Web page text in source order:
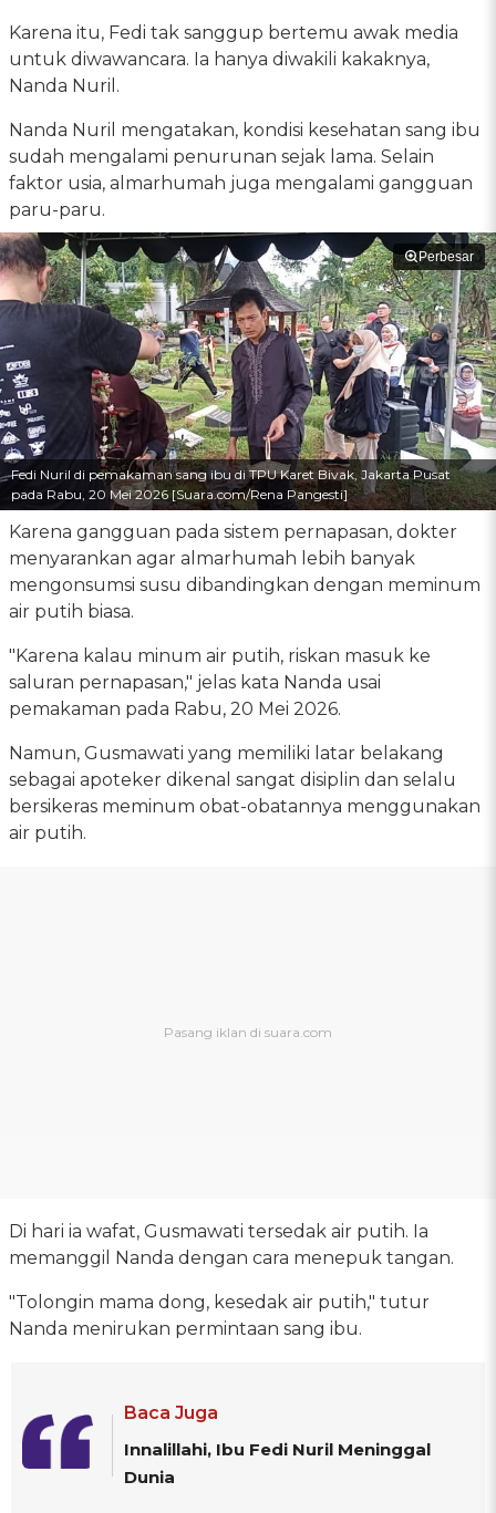
Karena itu, Fedi tak sanggup bertemu awak media
untuk diwawancara. Ia hanya diwakili kakaknya,
Nanda Nuril.
Nanda Nuril mengatakan, kondisi kesehatan sang ibu
sudah mengalami penurunan sejak lama. Selain
faktor usia, almarhumah juga mengalami gangguan
paru-paru.
Perbesar
Fedi Nuril di pemakaman sang ibu di TPU Karet Bivak, Jakarta Pusat
pada Rabu, 20 Mei 2026 [Suara.com/Rena Pangesti]
Karena gangguan pada sistem pernapasan, dokter
menyarankan agar almarhumah lebih banyak
mengonsumsi susu dibandingkan dengan meminum
air putih biasa.
"Karena kalau minum air putih, riskan masuk ke
saluran pernapasan," jelas kata Nanda usai
pemakaman pada Rabu, 20 Mei 2026.
Namun, Gusmawati yang memiliki latar belakang
sebagai apoteker dikenal sangat disiplin dan selalu
bersikeras meminum obat-obatannya menggunakan
air putih.
Di hari ia wafat, Gusmawati tersedak air putih. Ia
memanggil Nanda dengan cara menepuk tangan.
"Tolongin mama dong, kesedak air putih," tutur
Nanda menirukan permintaan sang ibu.
Baca Juga
Innalillahi, Ibu Fedi Nuril Meninggal
Dunia